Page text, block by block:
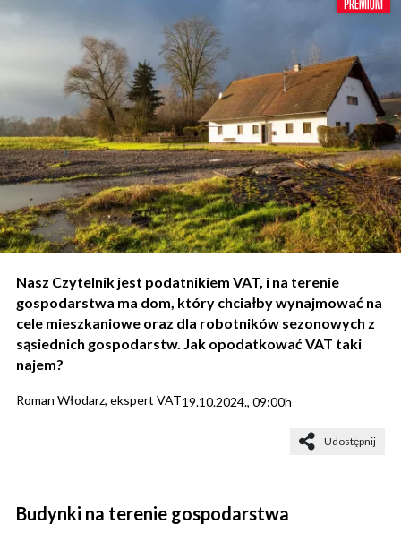
Nasz Czytelnik jest podatnikiem VAT, i na terenie
gospodarstwa ma dom, który chciałby wynajmować na
cele mieszkaniowe oraz dla robotników sezonowych z
sąsiednich gospodarstw. Jak opodatkować VAT taki
najem?
Roman Włodarz, ekspert VAT19.10.2024., 09:00h
Udostępnij
Budynki na terenie gospodarstwa